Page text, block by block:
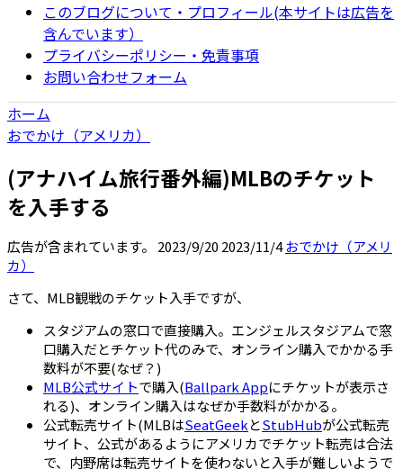
このブログについて・プロフィール(本サイトは広告を
含んでいます）
プライバシーポリシー・免責事項
お問い合わせフォーム
ホーム
おでかけ（アメリカ）
(アナハイム旅行番外編)MLBのチケット
を入手する
広告が含まれています。 2023/9/20 2023/11/4 おでかけ（アメリ
カ）
さて、MLB観戦のチケット入手ですが、
スタジアムの窓口で直接購入。エンジェルスタジアムで窓
口購入だとチケット代のみで、オンライン購入でかかる手
数料が不要(なぜ？)
MLB公式サイトで購入(Ballpark Appにチケットが表示さ
れる)、オンライン購入はなぜか手数料がかかる。
公式転売サイト(MLBはSeatGeekとStubHubが公式転売
サイト、公式があるようにアメリカでチケット転売は合法
で、内野席は転売サイトを使わないと入手が難しいようで